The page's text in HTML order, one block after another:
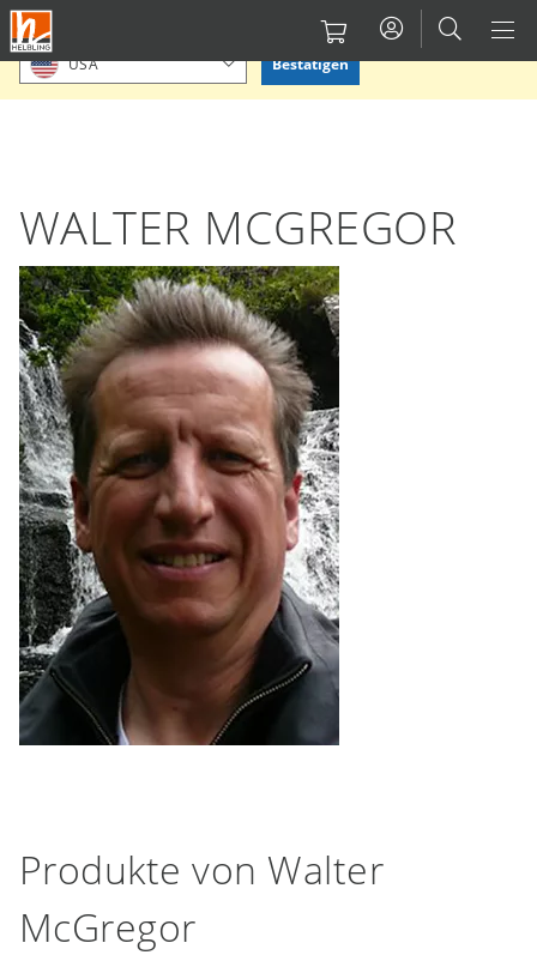
Direkt
zum
Inhalt
Bitte Standort bestätigen oder einen anderen auswählen.
USA Bestätigen
WALTER MCGREGOR
Produkte von Walter
McGregor